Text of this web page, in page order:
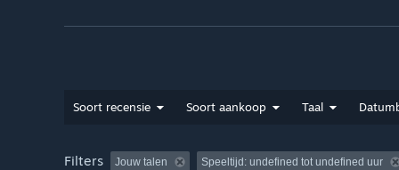
Soort recensie Soort aankoop Taal
Filters Jouw talen Speeltijd: undefined tot undefined uur